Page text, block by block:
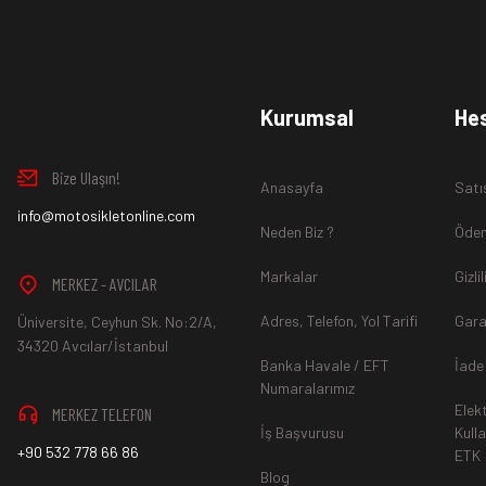
www.MotosikletOnline.com alışveriş sitesinden almış
Aksi durum söz konusu olduğunda
*İade ve Değişim sürecinde ürünlerin "Gönderici Ödemeli”
Ürün mağazamıza ulaştıktan sonra gerekli incelemelerin
hesaba ya da Kredi Kartına "Beş (5) ile On (10) iş günü”
Bize Ulaşın!
info@motosikletonline.com
MERKEZ - AVCILAR
Üniversite, Ceyhun Sk. No:2/A,
34320 Avcılar/İstanbul
MERKEZ TELEFON
+90 532 778 66 86
Kurumsal
Anasayfa
Neden Biz ?
Markalar
Adres, Telefon, Yol Tarifi
Banka Havale / EFT
Numaralarımız
İş Başvurusu
Blog
İade
ETK